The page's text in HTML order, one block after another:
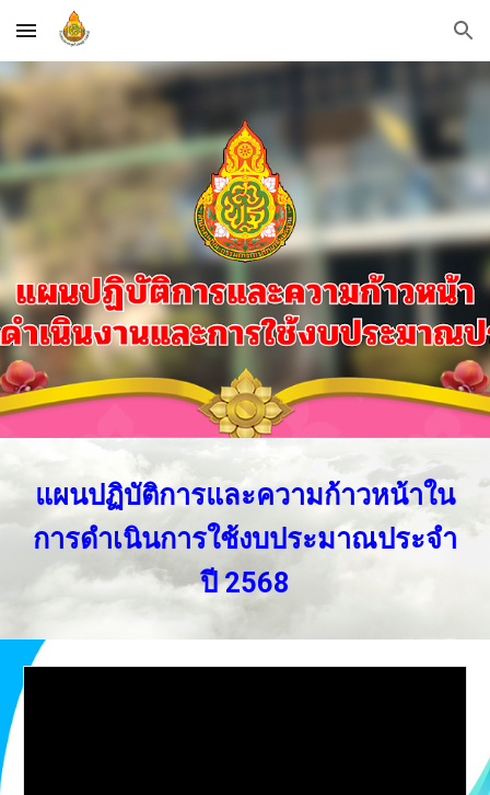
Skip to main content Skip to navigation
แผนปฏิบัติการและความก้าวหน้าใน
การดำเนินการใช้งบประมาณประจำ
ปี 2568